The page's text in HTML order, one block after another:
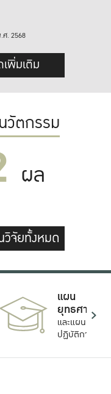
. 2568
เพิ่มเติม
วัตกรรม
ผล
วิจัยทั้งหมด
แผน
ยุทธศาสตร์
และแผน
ปฏิบัติการ